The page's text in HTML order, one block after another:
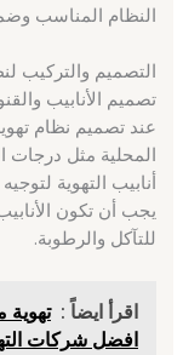
النظام المناسب
التصميم والتركيب
تصميم الأنابيب
عند تصميم نظام
المحلية مثل درجات
أنابيب التهوية
يجب أن تكون
للتآكل والرطوبة.
اقرأ ايضاً :
افضل شركات